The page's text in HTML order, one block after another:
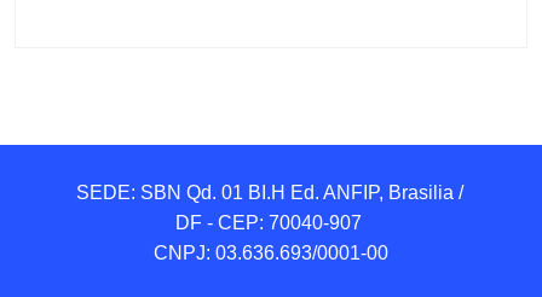
SEDE: SBN Qd. 01 BI.H Ed. ANFIP, Brasilia /
DF - CEP: 70040-907
CNPJ: 03.636.693/0001-00